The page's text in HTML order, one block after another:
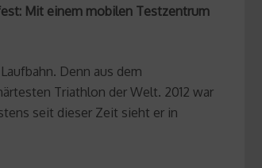
Mit einem mobilen Testzentrum
Denn aus dem
Triathlon der Welt. 2012 war
seit dieser Zeit sieht er in